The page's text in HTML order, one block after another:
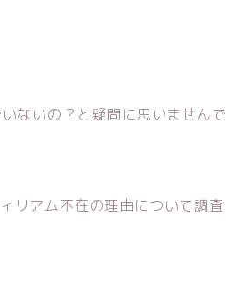
ないの？と疑問に思いませんで
リアム不在の理由について調査